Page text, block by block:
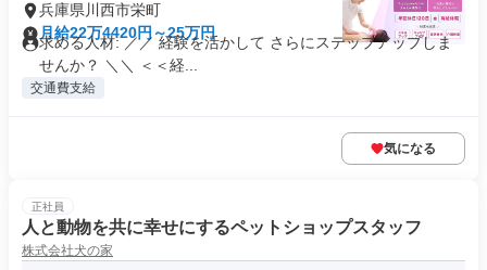
兵庫県川西市栄町
月給22万4420円～25万円
求める人材: ／／ 経験を活かして さらにステップアップしま
せんか？ ＼＼ ＜＜経...
交通費支給
気になる
正社員
人と動物を共に幸せにするペットショップスタッフ
株式会社犬の家